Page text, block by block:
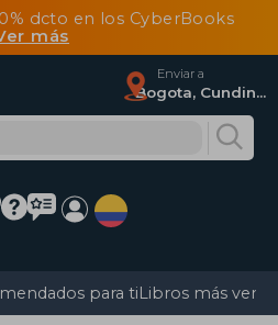
dcto en los CyberBooks
más
Enviar a
Bogota, Cundinamarca
para tiLibros más